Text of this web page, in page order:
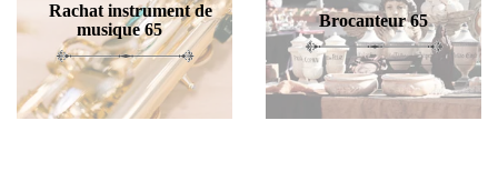
Rachat instrument de
musique 65
Brocanteur 65